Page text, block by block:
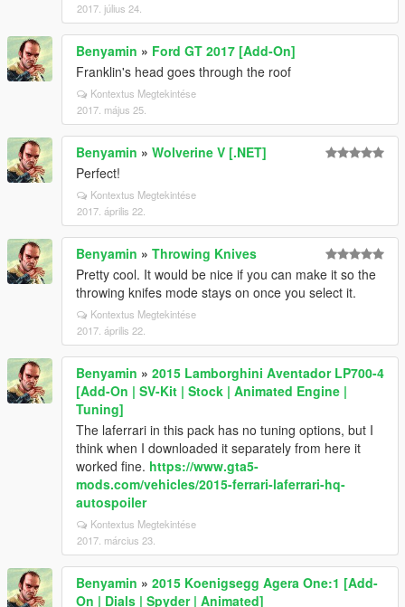
2017. július 24.
Benyamin » Ford GT 2017 [Add-On]
Franklin's head goes through the roof
Kontextus Megtekintése
2017. május 25.
Benyamin » Wolverine V [.NET]
Perfect!
Kontextus Megtekintése
2017. április 22.
Benyamin » Throwing Knives
Pretty cool. It would be nice if you can make it so the
throwing knifes mode stays on once you select it.
Kontextus Megtekintése
2017. április 22.
Benyamin » 2015 Lamborghini Aventador LP700-4
[Add-On | SV-Kit | Stock | Animated Engine |
Tuning]
The laferrari in this pack has no tuning options, but I
think when I downloaded it separately from here it
worked fine. https://www.gta5-
mods.com/vehicles/2015-ferrari-laferrari-hq-
autospoiler
Kontextus Megtekintése
2017. március 23.
Benyamin » 2015 Koenigsegg Agera One:1 [Add-
On | Dials | Spyder | Animated]